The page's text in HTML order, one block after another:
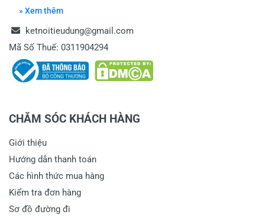
» Xem thêm
ketnoitieudung@gmail.com
Mã Số Thuế: 0311904294
CHĂM SÓC KHÁCH HÀNG
Giới thiệu
Hướng dẫn thanh toán
Các hình thức mua hàng
Kiểm tra đơn hàng
Sơ đồ đường đi